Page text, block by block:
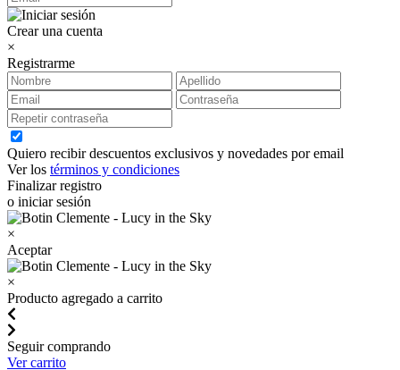
Crear una cuenta
×
Registrarme
Quiero recibir descuentos exclusivos y novedades por email
Ver los términos y condiciones
Finalizar registro
o iniciar sesión
×
Aceptar
×
Producto agregado a carrito
Seguir comprando
Ver carrito